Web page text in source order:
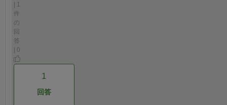
| 1
件
の
回
答
| 0
1
回答